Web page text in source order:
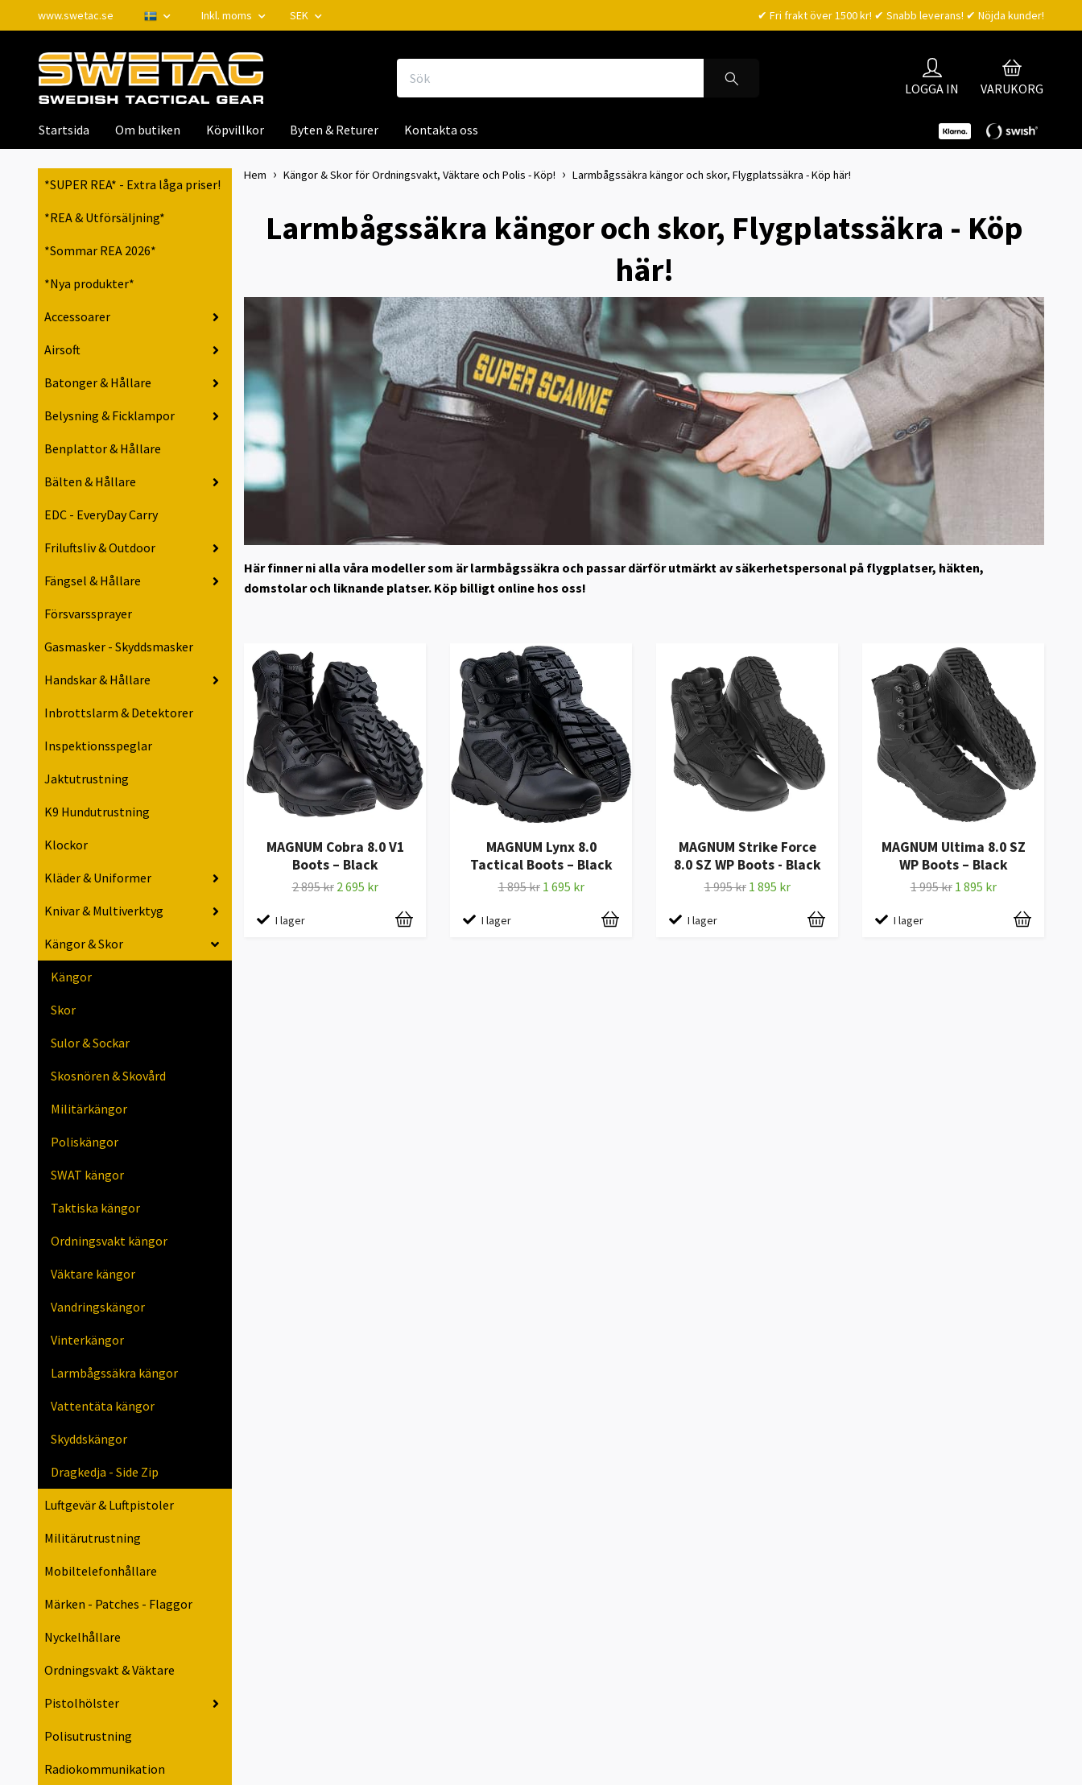
www.swetac.se Inkl. moms SEK ✔ Fri frakt över 1500 kr! ✔ Snabb leverans! ✔ Nöjda kunder!
LOGGA IN VARUKORG
Startsida Om butiken Köpvillkor Byten & Returer Kontakta oss
*SUPER REA* - Extra låga priser!
*REA & Utförsäljning*
*Sommar REA 2026*
*Nya produkter*
Accessoarer
Airsoft
Batonger & Hållare
Belysning & Ficklampor
Benplattor & Hållare
Bälten & Hållare
EDC - EveryDay Carry
Friluftsliv & Outdoor
Fängsel & Hållare
Försvarssprayer
Gasmasker - Skyddsmasker
Handskar & Hållare
Inbrottslarm & Detektorer
Inspektionsspeglar
Jaktutrustning
K9 Hundutrustning
Klockor
Kläder & Uniformer
Knivar & Multiverktyg
Kängor & Skor
Kängor
Skor
Sulor & Sockar
Skosnören & Skovård
Militärkängor
Poliskängor
SWAT kängor
Taktiska kängor
Ordningsvakt kängor
Väktare kängor
Vandringskängor
Vinterkängor
Larmbågssäkra kängor
Vattentäta kängor
Skyddskängor
Dragkedja - Side Zip
Luftgevär & Luftpistoler
Militärutrustning
Mobiltelefonhållare
Märken - Patches - Flaggor
Nyckelhållare
Ordningsvakt & Väktare
Pistolhölster
Polisutrustning
Radiokommunikation
Hem Kängor & Skor för Ordningsvakt, Väktare och Polis - Köp! Larmbågssäkra kängor och skor, Flygplatssäkra - Köp här!
Larmbågssäkra kängor och skor, Flygplatssäkra - Köp
här!
Här finner ni alla våra modeller som är larmbågssäkra och passar därför utmärkt av säkerhetspersonal på flygplatser, häkten,
domstolar och liknande platser. Köp billigt online hos oss!
MAGNUM Cobra 8.0 V1
Boots – Black
2 895 kr 2 695 kr
I lager
MAGNUM Lynx 8.0
Tactical Boots – Black
1 895 kr 1 695 kr
I lager
MAGNUM Strike Force
8.0 SZ WP Boots - Black
1 995 kr 1 895 kr
I lager
MAGNUM Ultima 8.0 SZ
WP Boots – Black
1 995 kr 1 895 kr
I lager